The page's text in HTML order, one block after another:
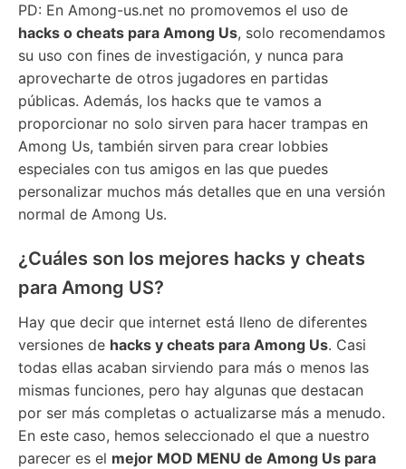
PD: En Among-us.net no promovemos el uso de
hacks o cheats para Among Us, solo recomendamos
su uso con fines de investigación, y nunca para
aprovecharte de otros jugadores en partidas
públicas. Además, los hacks que te vamos a
proporcionar no solo sirven para hacer trampas en
Among Us, también sirven para crear lobbies
especiales con tus amigos en las que puedes
personalizar muchos más detalles que en una versión
normal de Among Us.
¿Cuáles son los mejores hacks y cheats
para Among US?
Hay que decir que internet está lleno de diferentes
versiones de hacks y cheats para Among Us. Casi
todas ellas acaban sirviendo para más o menos las
mismas funciones, pero hay algunas que destacan
por ser más completas o actualizarse más a menudo.
En este caso, hemos seleccionado el que a nuestro
parecer es el mejor MOD MENU de Among Us para